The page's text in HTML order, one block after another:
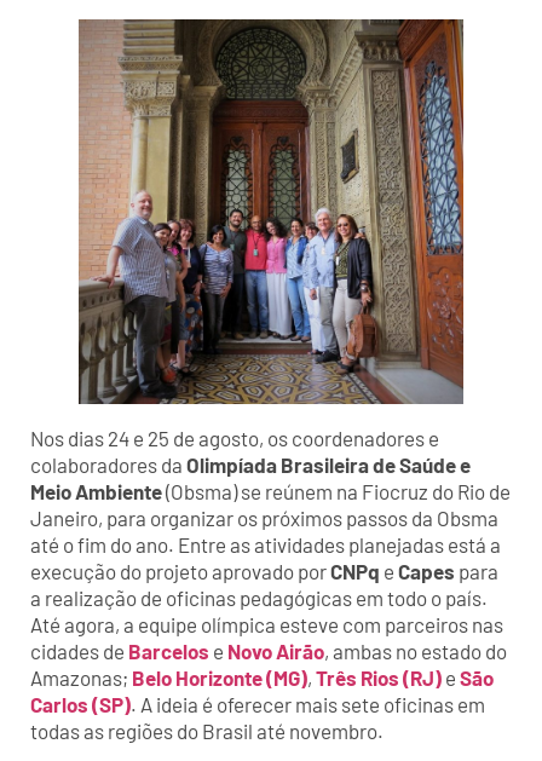
Nos dias 24 e 25 de agosto, os coordenadores e
colaboradores da Olimpíada Brasileira de Saúde e
Meio Ambiente(Obsma) se reúnem na Fiocruz do Rio de
Janeiro, para organizar os próximos passos da Obsma
até o fim do ano. Entre as atividades planejadas está a
execução do projeto aprovado porCNPq e Capes para
a realização de oficinas pedagógicas em todo o país.
Até agora, a equipe olímpica esteve com parceiros nas
cidades de Barcelos e Novo Airão, ambas no estado do
Amazonas; Belo Horizonte (MG), Três Rios (RJ) e São
Carlos (SP). A ideia é oferecer mais sete oficinas em
todas as regiões do Brasil até novembro.